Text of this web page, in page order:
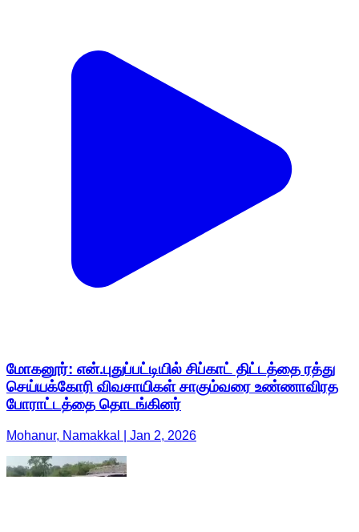
மோகனூர்: என்.புதுப்பட்டியில் சிப்காட் திட்டத்தை ரத்து
செய்யக்கோரி விவசாயிகள் சாகும்வரை உண்ணாவிரத
போராட்டத்தை தொடங்கினர்
Mohanur, Namakkal | Jan 2, 2026